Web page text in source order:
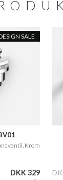
SALE
Krom
DKK 329